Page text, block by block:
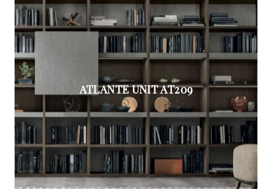
ATLANTE UNIT AT209